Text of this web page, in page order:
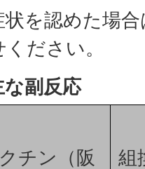
を認めた場
ださい。
副反応
チン（阪
組